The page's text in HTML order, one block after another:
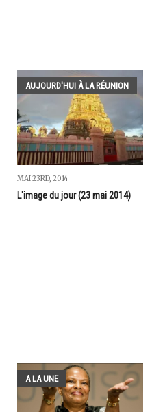
AUJOURD'HUI À LA RÉUNION
MAI 23RD, 2014
L'image du jour (23 mai 2014)
A LA UNE